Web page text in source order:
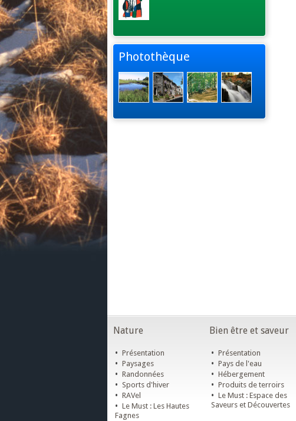
Photothèque
Nature Bien être et saveur
• Présentation
• Paysages
• Randonnées
• Sports d'hiver
• RAVel
• Le Must : Les Hautes
Fagnes
• Présentation
• Pays de l'eau
• Hébergement
• Produits de terroirs
• Le Must : Espace des
Saveurs et Découvertes